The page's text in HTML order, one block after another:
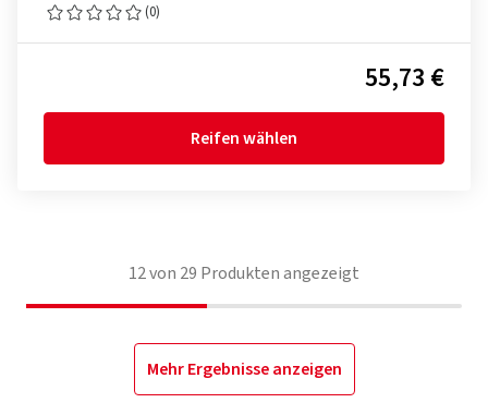
(0)
55,73 €
Reifen wählen
12von 29 Produkten angezeigt
Mehr Ergebnisse anzeigen